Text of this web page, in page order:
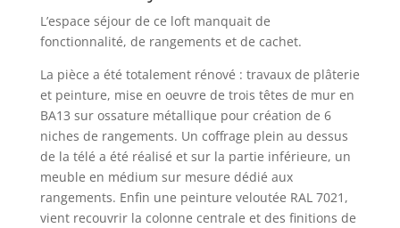
L’espace séjour de ce loft manquait de
fonctionnalité, de rangements et de cachet.
La pièce a été totalement rénové : travaux de plâterie
et peinture, mise en oeuvre de trois têtes de mur en
BA13 sur ossature métallique pour création de 6
niches de rangements. Un coffrage plein au dessus
de la télé a été réalisé et sur la partie inférieure, un
meuble en médium sur mesure dédié aux
rangements. Enfin une peinture veloutée RAL 7021,
vient recouvrir la colonne centrale et des finitions de